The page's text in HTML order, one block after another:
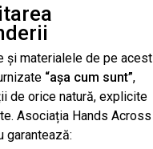
și materialele de pe acest
“așa cum sunt”,
de orice natură, explicite
Asociația Hands Across
garantează: